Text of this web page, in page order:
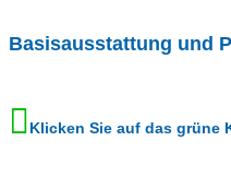
Basisausstattung und
Klicken Sie auf das grüne